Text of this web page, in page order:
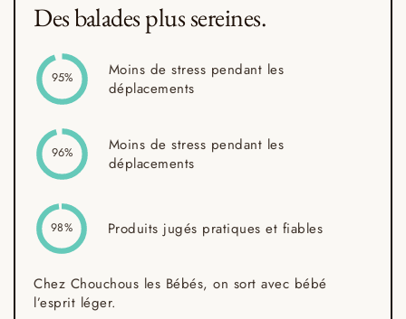
Des balades plus sereines.
95%
Moins de stress pendant les
déplacements
96%
Moins de stress pendant les
déplacements
98% Produits jugés pratiques et fiables
Chez Chouchous les Bébés, on sort avec bébé
l’esprit léger.